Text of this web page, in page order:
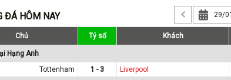
ĐÁ HÔM NAY
Chủ Tỷ số Khách
Hạng Anh
Tottenham 1 - 3 Liverpool